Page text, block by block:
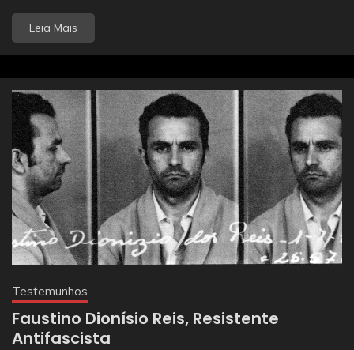
Leia Mais
Testemunhos
Faustino Dionísio Reis, Resistente
Antifascista